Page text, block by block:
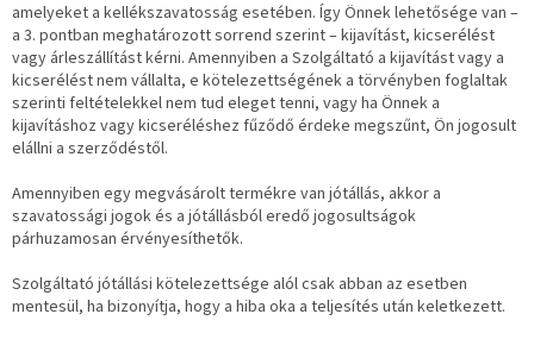
amelyeket a kellékszavatosság esetében. Így Önnek lehetősége van –
a 3. pontban meghatározott sorrend szerint – kijavítást, kicserélést
vagy árleszállítást kérni. Amennyiben a Szolgáltató a kijavítást vagy a
kicserélést nem vállalta, e kötelezettségének a törvényben foglaltak
szerinti feltételekkel nem tud eleget tenni, vagy ha Önnek a
kijavításhoz vagy kicseréléshez fűződő érdeke megszűnt, Ön jogosult
elállni a szerződéstől.
Amennyiben egy megvásárolt termékre van jótállás, akkor a
szavatossági jogok és a jótállásból eredő jogosultságok
párhuzamosan érvényesíthetők.
Szolgáltató jótállási kötelezettsége alól csak abban az esetben
mentesül, ha bizonyítja, hogy a hiba oka a teljesítés után keletkezett.